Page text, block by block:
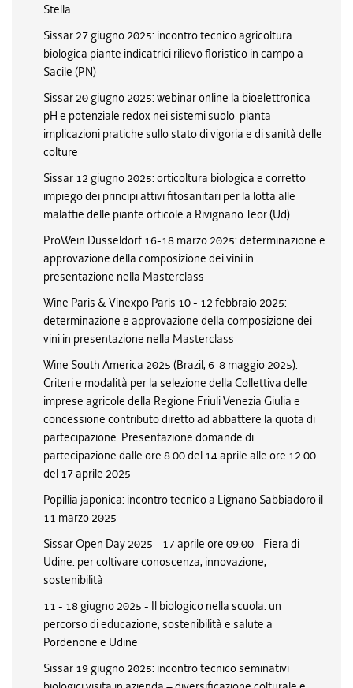
Stella
Sissar 27 giugno 2025: incontro tecnico agricoltura
biologica piante indicatrici rilievo floristico in campo a
Sacile (PN)
Sissar 20 giugno 2025: webinar online la bioelettronica
pH e potenziale redox nei sistemi suolo-pianta
implicazioni pratiche sullo stato di vigoria e di sanità delle
colture
Sissar 12 giugno 2025: orticoltura biologica e corretto
impiego dei principi attivi fitosanitari per la lotta alle
malattie delle piante orticole a Rivignano Teor (Ud)
ProWein Dusseldorf 16-18 marzo 2025: determinazione e
approvazione della composizione dei vini in
presentazione nella Masterclass
Wine Paris & Vinexpo Paris 10 - 12 febbraio 2025:
determinazione e approvazione della composizione dei
vini in presentazione nella Masterclass
Wine South America 2025 (Brazil, 6-8 maggio 2025).
Criteri e modalità per la selezione della Collettiva delle
imprese agricole della Regione Friuli Venezia Giulia e
concessione contributo diretto ad abbattere la quota di
partecipazione. Presentazione domande di
partecipazione dalle ore 8.00 del 14 aprile alle ore 12.00
del 17 aprile 2025
Popillia japonica: incontro tecnico a Lignano Sabbiadoro il
11 marzo 2025
Sissar Open Day 2025 - 17 aprile ore 09.00 - Fiera di
Udine: per coltivare conoscenza, innovazione,
sostenibilità
11 - 18 giugno 2025 - Il biologico nella scuola: un
percorso di educazione, sostenibilità e salute a
Pordenone e Udine
Sissar 19 giugno 2025: incontro tecnico seminativi